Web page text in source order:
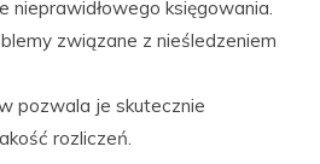
nieprawidłowego księgowania.
związane z nieśledzeniem
pozwala je skutecznie
rozliczeń.